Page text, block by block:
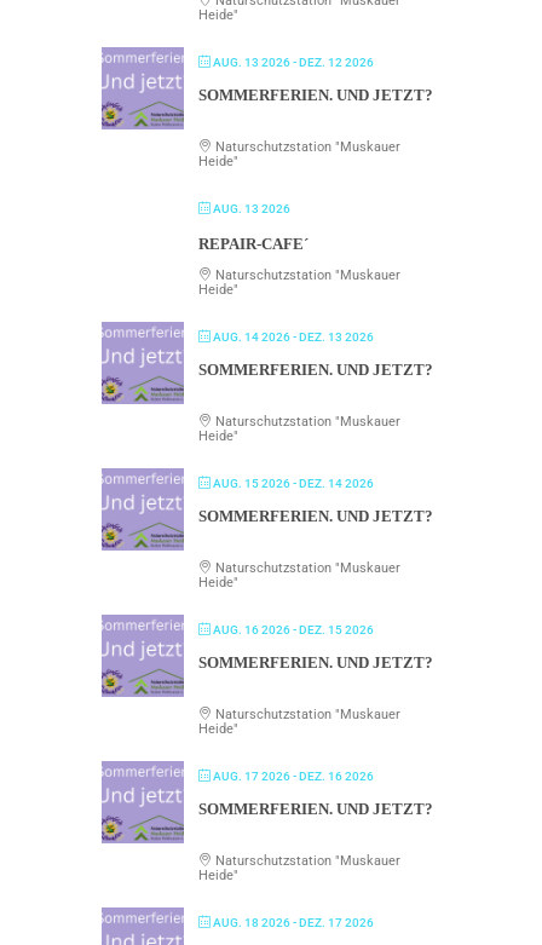
Heide"
AUG. 13 2026- DEZ. 12 2026
SOMMERFERIEN. UND JETZT?
Naturschutzstation "Muskauer
Heide"
AUG. 13 2026
REPAIR-CAFE´
Naturschutzstation "Muskauer
Heide"
AUG. 14 2026- DEZ. 13 2026
SOMMERFERIEN. UND JETZT?
Naturschutzstation "Muskauer
Heide"
AUG. 15 2026- DEZ. 14 2026
SOMMERFERIEN. UND JETZT?
Naturschutzstation "Muskauer
Heide"
AUG. 16 2026- DEZ. 15 2026
SOMMERFERIEN. UND JETZT?
Naturschutzstation "Muskauer
Heide"
AUG. 17 2026- DEZ. 16 2026
SOMMERFERIEN. UND JETZT?
Naturschutzstation "Muskauer
Heide"
AUG. 18 2026- DEZ. 17 2026